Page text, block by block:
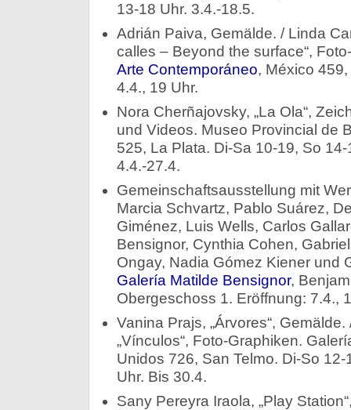
13-18 Uhr. 3.4.-18.5.
Adrián Paiva, Gemälde. / Linda
calles – Beyond the surface“,
Arte Contemporáneo, México
4.4., 19 Uhr.
Nora Cherñajovsky, „La Ola“,
und Videos. Museo Provincial de
525, La Plata. Di-Sa 10-19, So 14-
4.4.-27.4.
Gemeinschaftsausstellung mit
Marcia Schvartz, Pablo Suárez,
Giménez, Luis Wells, Carlos
Bensignor, Cynthia Cohen,
Ongay, Nadia Gómez Kiener und
Galería Matilde Bensignor,
Obergeschoss 1. Eröffnung: 7.4.,
Vanina Prajs, „Árvores“,
„Vínculos“, Foto-Graphiken.
Unidos 726, San Telmo. Di-So
Uhr. Bis 30.4.
Sany Pereyra Iraola, „Play